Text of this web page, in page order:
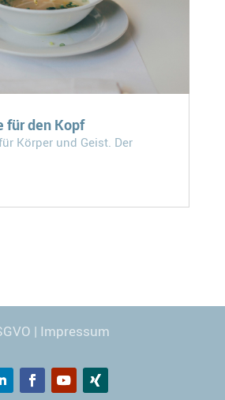
für den Kopf
Körper und Geist. Der
| Impressum